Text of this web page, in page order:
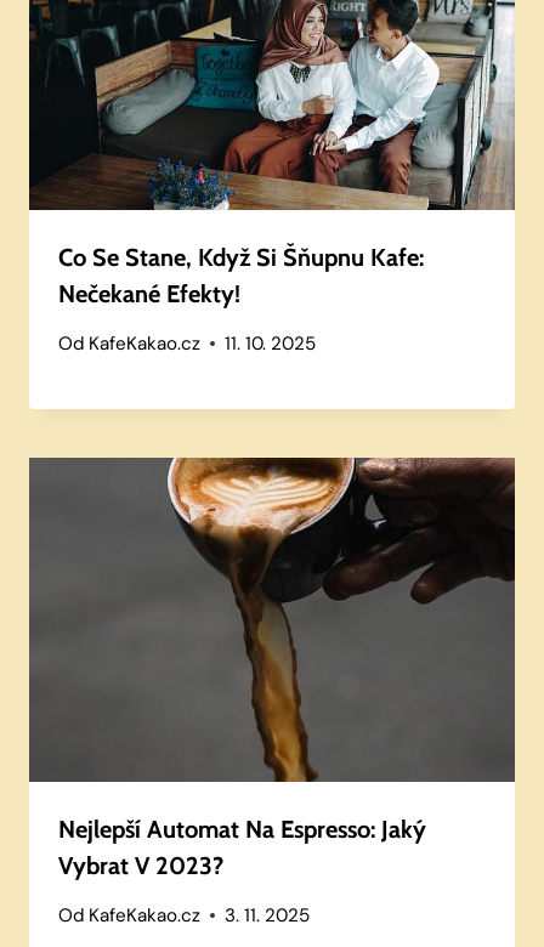
Co Se Stane, Když Si Šňupnu Kafe:
Nečekané Efekty!
Od KafeKakao.cz 11. 10. 2025
Nejlepší Automat Na Espresso: Jaký
Vybrat V 2023?
Od KafeKakao.cz 3. 11. 2025